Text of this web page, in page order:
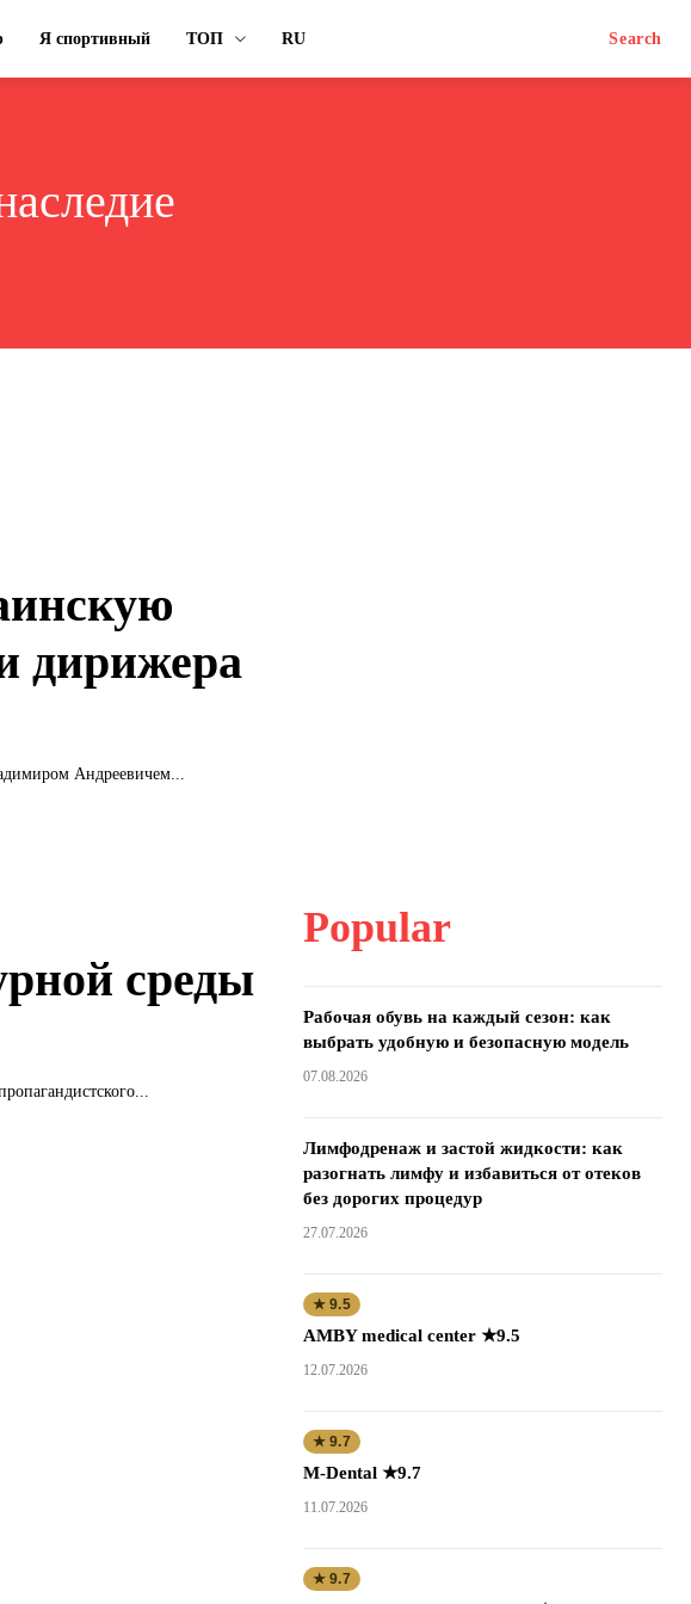
Я спортивный ТОП RU Search
дирижера
Андреевичем...
среды
Popular
Рабочая обувь на каждый сезон: как
выбрать удобную и безопасную модель
07.08.2026
Лимфодренаж и застой жидкости: как
разогнать лимфу и избавиться от отеков
без дорогих процедур
27.07.2026
★ 9.5
AMBY medical center ★9.5
12.07.2026
★ 9.7
M-Dental ★9.7
11.07.2026
★ 9.7